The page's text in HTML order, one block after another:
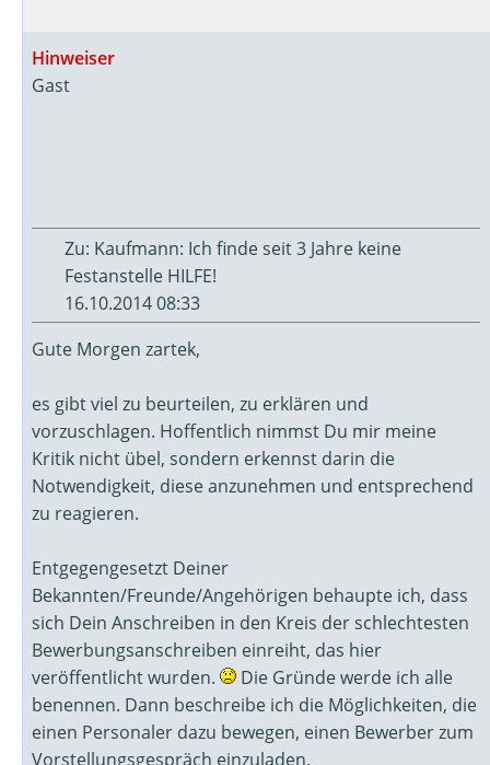
Hinweiser
Gast
Zu: Kaufmann: Ich finde seit 3 Jahre keine
Festanstelle HILFE!
16.10.2014 08:33
Gute Morgen zartek,
es gibt viel zu beurteilen, zu erklären und
vorzuschlagen. Hoffentlich nimmst Du mir meine
Kritik nicht übel, sondern erkennst darin die
Notwendigkeit, diese anzunehmen und entsprechend
zu reagieren.
Entgegengesetzt Deiner
Bekannten/Freunde/Angehörigen behaupte ich, dass
sich Dein Anschreiben in den Kreis der schlechtesten
Bewerbungsanschreiben einreiht, das hier
veröffentlicht wurden.
Die Gründe werde ich alle
benennen. Dann beschreibe ich die Möglichkeiten, die
einen Personaler dazu bewegen, einen Bewerber zum
Vorstellungsgespräch einzuladen.